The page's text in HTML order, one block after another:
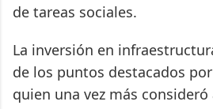
de tareas sociales.
La inversión en
de los puntos destacados
quien una vez más consideró